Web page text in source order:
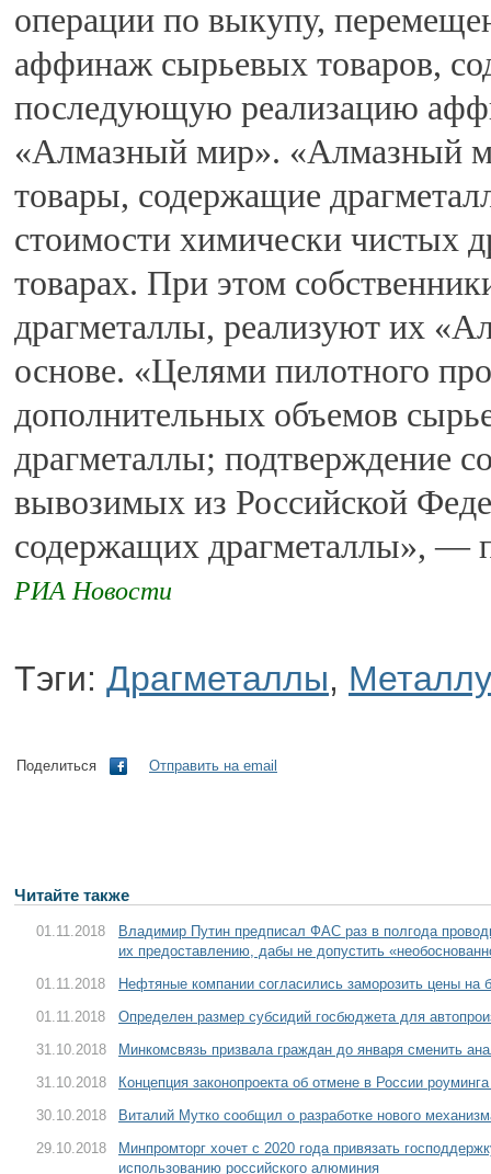
операции по выкупу,
аффинаж сырьевых товаров,
последующую реализацию
«Алмазный мир». «Алмазный
товары, содержащие
стоимости химически чистых
товарах. При этом
драгметаллы, реализуют их
основе. «Целями пилотного
дополнительных объемов
драгметаллы; подтверждение
вывозимых из Российской
содержащих драгметаллы», —
РИА Новости
Тэги: Драгметаллы,
Поделиться Отправить на email
Читайте также
01.11.2018
Владимир Путин предписал ФАС раз в полгода
их предоставлению, дабы не допустить
01.11.2018
Нефтяные компании согласились заморозить цены на
01.11.2018
Определен размер субсидий госбюджета для
31.10.2018
Минкомсвязь призвала граждан до января сменить
31.10.2018
Концепция законопроекта об отмене в России
30.10.2018
Виталий Мутко сообщил о разработке нового
29.10.2018
Минпромторг хочет с 2020 года привязать
использованию российского алюминия